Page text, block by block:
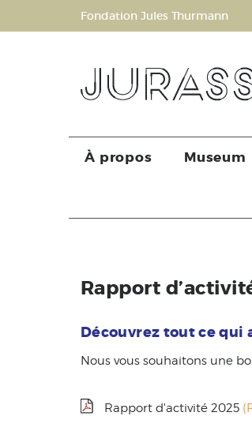
Fondation Jules Thurmann
À propos Museum
Rapport
Découvrez tout ce qui
Nous vous souhaitons une
Rapport d'activité 2025